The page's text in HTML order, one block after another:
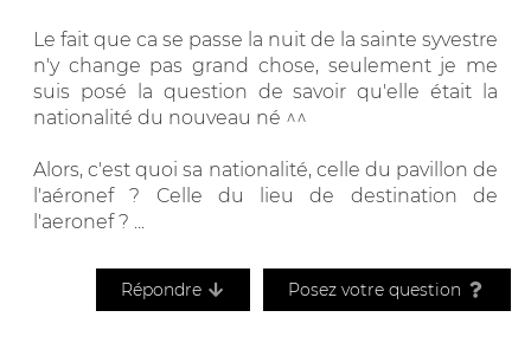
Le fait que ca se passe la nuit de la sainte syvestre
n'y change pas grand chose, seulement je me
suis posé la question de savoir qu'elle était la
nationalité du nouveau né ^^
Alors, c'est quoi sa nationalité, celle du pavillon de
l'aéronef ? Celle du lieu de destination de
l'aeronef ? ...
Répondre Posez votre question